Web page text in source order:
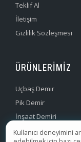
Teklif Al
İletişim
Gizlilik Sözleşmesi
ÜRÜNLERIMIZ
Uçbaş Demir
Pik Demir
İnşaat Demiri
Filmaşin Demir
Kullanıcı deneyimini